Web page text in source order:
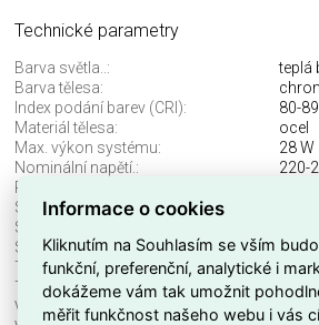
Technické parametry
Barva světla..:
teplá
Barva tělesa:
Index podání barev (CRI):
80-89
Materiál tělesa:
ocel
Max. výkon systému:
28 W
Nominální napětí.:
220-
Průměr:
Stmívatelné:
Světelný tok:
Světelný zdroj:
LED
Teplota barvy.:
3000
Třída ochrany:
II
Včetně svět. zdroje:
ano
Informace o cookies
Kliknutím na Souhlasím se vším
funkční, preferenční, analytické i
dokážeme vám tak umožnit
měřit funkčnost našeho webu i vás